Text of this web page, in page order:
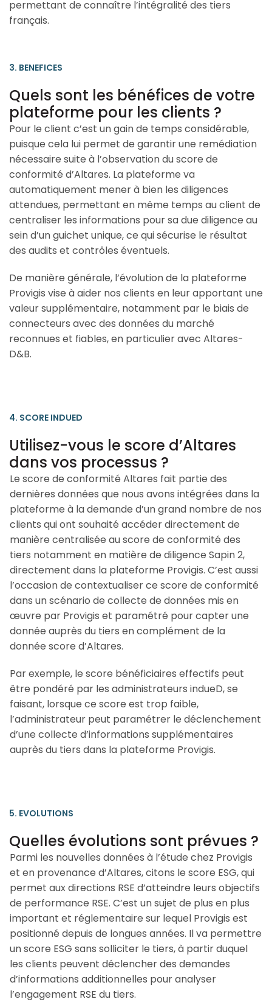
permettant de connaître l’intégralité des tiers
français.
3. BENEFICES
Quels sont les bénéfices de votre
plateforme pour les clients ?
Pour le client c’est un gain de temps considérable,
puisque cela lui permet de garantir une remédiation
nécessaire suite à l’observation du score de
conformité d’Altares. La plateforme va
automatiquement mener à bien les diligences
attendues, permettant en même temps au client de
centraliser les informations pour sa due diligence au
sein d’un guichet unique, ce qui sécurise le résultat
des audits et contrôles éventuels.
De manière générale, l’évolution de la plateforme
Provigis vise à aider nos clients en leur apportant une
valeur supplémentaire, notamment par le biais de
connecteurs avec des données du marché
reconnues et fiables, en particulier avec Altares-
D&B.
4. SCORE INDUED
Utilisez-vous le score d’Altares
dans vos processus ?
Le score de conformité Altares fait partie des
dernières données que nous avons intégrées dans la
plateforme à la demande d’un grand nombre de nos
clients qui ont souhaité accéder directement de
manière centralisée au score de conformité des
tiers notamment en matière de diligence Sapin 2,
directement dans la plateforme Provigis. C’est aussi
l’occasion de contextualiser ce score de conformité
dans un scénario de collecte de données mis en
œuvre par Provigis et paramétré pour capter une
donnée auprès du tiers en complément de la
donnée score d’Altares.
Par exemple, le score bénéficiaires effectifs peut
être pondéré par les administrateurs indueD, se
faisant, lorsque ce score est trop faible,
l’administrateur peut paramétrer le déclenchement
d’une collecte d’informations supplémentaires
auprès du tiers dans la plateforme Provigis.
5. EVOLUTIONS
Quelles évolutions sont prévues ?
Parmi les nouvelles données à l’étude chez Provigis
et en provenance d’Altares, citons le score ESG, qui
permet aux directions RSE d’atteindre leurs objectifs
de performance RSE. C’est un sujet de plus en plus
important et réglementaire sur lequel Provigis est
positionné depuis de longues années. Il va permettre
un score ESG sans solliciter le tiers, à partir duquel
les clients peuvent déclencher des demandes
d’informations additionnelles pour analyser
l’engagement RSE du tiers.